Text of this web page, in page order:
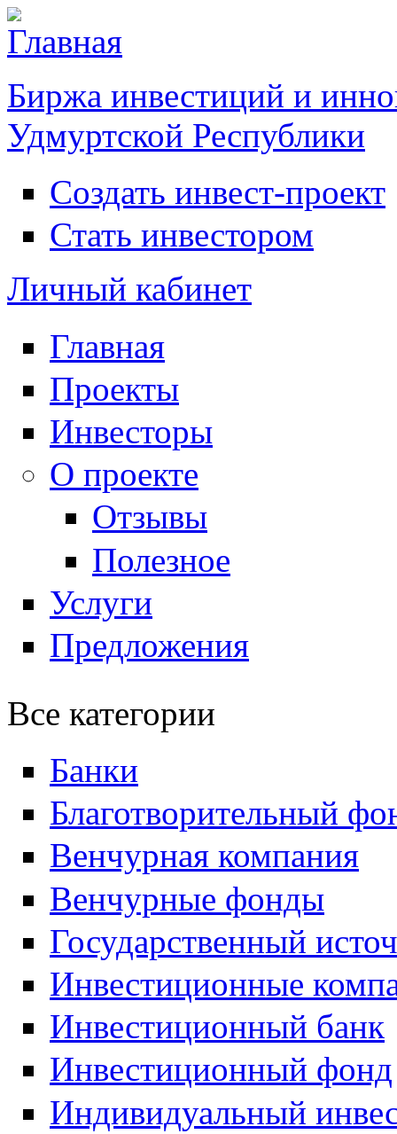
Биржа инвестиций и
Удмуртской Республики
Инвестирование
Создать инвест-проект
Стать инвестором
Личный кабинет
Главное меню
Главная
Проекты
Инвесторы
О проекте
Отзывы
Полезное
Услуги
Предложения
Все категории
Банки
Благотворительный
Венчурная компания
Венчурные фонды
Государственный
Инвестиционные
Инвестиционный банк
Инвестиционный фонд
Индивидуальный